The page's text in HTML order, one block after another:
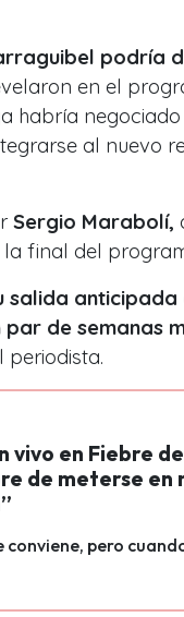
podría
en el
habría
al nuevo
Sergio Marabolí,
final del
salida anticipada
de semanas
periodista.
vivo en Fiebre
de meterse en
conviene, pero